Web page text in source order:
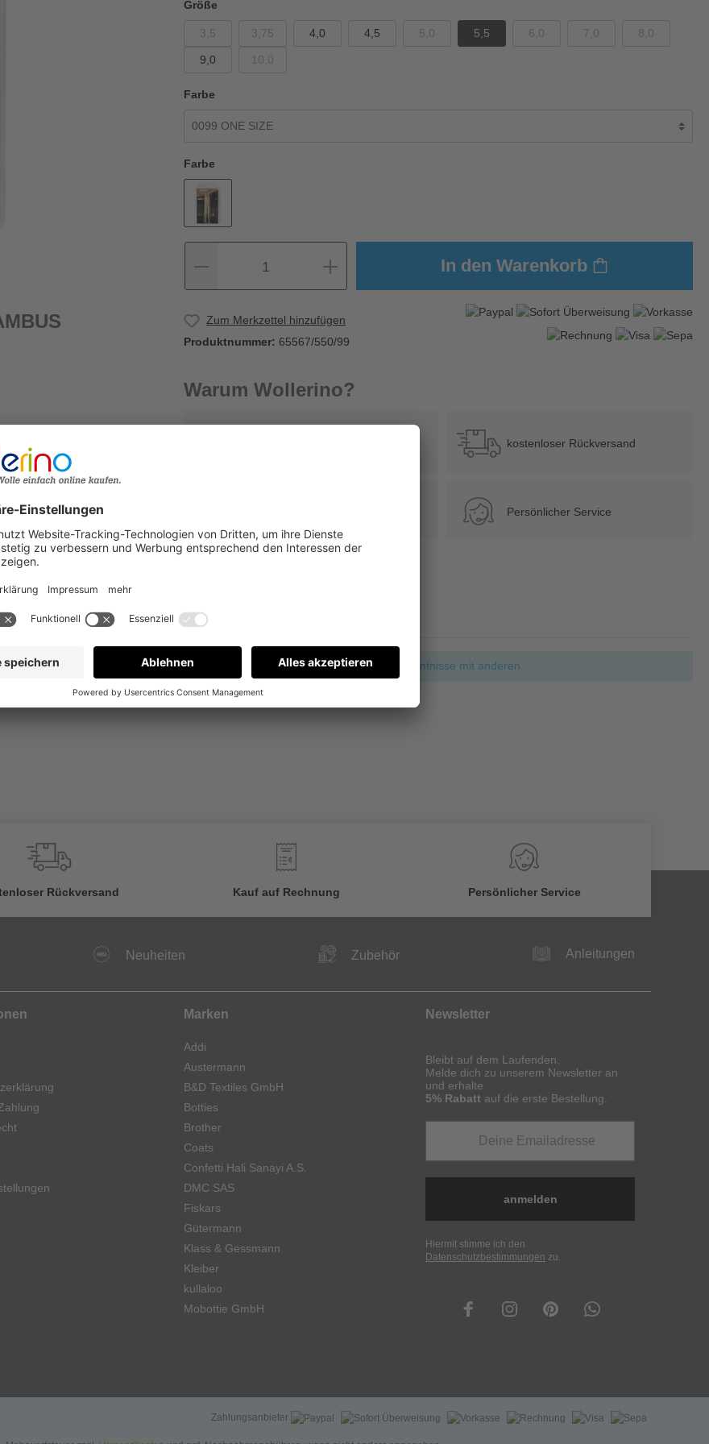
Größe
3,5 3,75 4,0 4,5 5,0 5,5 6,0 7,0 8,0
9,0 10,0
Farbe
Farbe
1 In den Warenkorb
Zum Merkzettel hinzufügen
Produktnummer: 65567/550/99
Warum Wollerino?
kostenloser Rückversand
Persönlicher Service
Bewertungen nur in der aktuellen Sprache anzeigen.
Keine Bewertungen gefunden. Gehen Sie voran und teilen Sie Ihre Erkenntnisse mit anderen.
Rückversand
€
Kauf auf Rechnung Persönlicher Service
Neuheiten Zubehör Anleitungen
Marken
Addi
Austermann
B&D Textiles GmbH
Botties
Brother
Coats
Confetti Hali Sanayi A.S.
DMC SAS
Fiskars
Gütermann
Klass & Gessmann
Kleiber
kullaloo
Mobottie GmbH
Newsletter
Bleibt auf dem Laufenden.
Melde dich zu unserem Newsletter an
und erhalte
5% Rabatt auf die erste Bestellung.
anmelden
Hiermit stimme ich den
Datenschutzbestimmungen zu.
Zahlungsanbieter